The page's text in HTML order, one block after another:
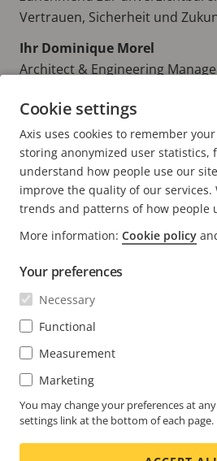
Vertrauen, Sicherheit und
Ihr Dominique Morel
Architect & Engineering
📞 +41 79 780 72 37
✉️
🔗XING|LinkedIn
Kontaktieren Sie uns
Experience Center
NEWS & STORYS
Life at Axis
Engineering at Axis
ABONNIEREN
Newsletter abonnieren
Abonnieren Sie die E-Mails mit
Sicherheitsbenachrichtigungen
SWITZERLAND /
Cookie settings
Axis uses cookies to remember
storing anonymized user statistics,
understand how people use our
improve the quality of our services.
trends and patterns of how people
More information: Cookie policy
Your preferences
Necessary
Functional
Measurement
Marketing
You may change your preferences at
settings link at the bottom of each page.